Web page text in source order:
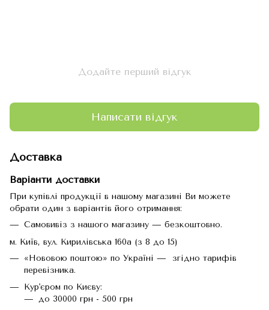
Додайте перший відгук
Написати відгук
Доставка
Варіанти доставки
При купівлі продукції в нашому магазині Ви можете
обрати один з варіантів його отримання:
Самовивіз з нашого магазину — безкоштовно.
м. Київ, вул. Кирилівська 160а (з 8 до 15)
«Нововою поштою» по Україні — згідно тарифів
перевізника.
Кур'єром по Києву:
до 30000 грн - 500 грн